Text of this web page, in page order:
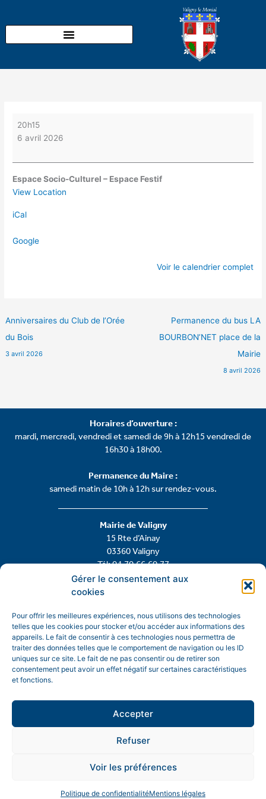
Gérer le consentement aux
cookies
Pour offrir les meilleures expériences, nous utilisons des technologies
telles que les cookies pour stocker et/ou accéder aux informations des
appareils. Le fait de consentir à ces technologies nous permettra de
traiter des données telles que le comportement de navigation ou les ID
uniques sur ce site. Le fait de ne pas consentir ou de retirer son
consentement peut avoir un effet négatif sur certaines caractéristiques
et fonctions.
Accepter
Refuser
Voir les préférences
Politique de confidentialitéMentions légales
Foyer
20h15
6 avril 2026
Espace Socio-Culturel – Espace Festif
View Location
iCal
Google
Voir le calendrier complet
Anniversaires du Club de l’Orée
du Bois
3 avril 2026
Permanence du bus LA
BOURBON’NET place de la
Mairie
8 avril 2026
Mairie de Valigny
15 Rte d’Ainay
03360 Valigny
Tél: 04.70.66.60.77
Contactez-nous
Horaires d’ouverture :
mardi, mercredi, vendredi et samedi de 9h à 12h15 vendredi de
16h30 à 18h00.
Permanence du Maire :
samedi matin de 10h à 12h sur rendez-vous.
Mentions légales
Site réalisé avec soin parTeam AE conception